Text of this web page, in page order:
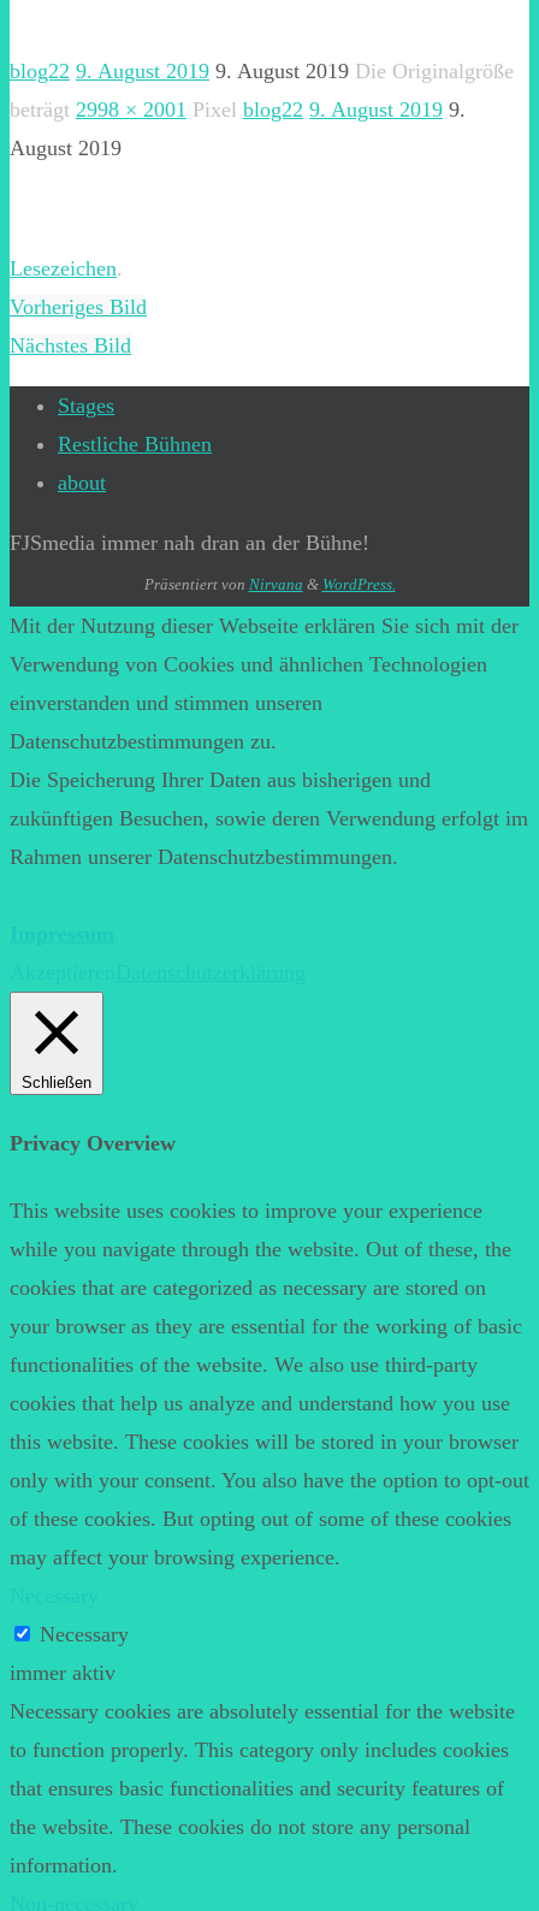
blog22 9. August 2019 9. August 2019 Die Originalgröße
beträgt 2998 × 2001 Pixel blog22 9. August 2019 9.
August 2019
Lesezeichen.
Vorheriges Bild
Nächstes Bild
Stages
Restliche Bühnen
about
FJSmedia immer nah dran an der Bühne!
Präsentiert von Nirvana & WordPress.
Mit der Nutzung dieser Webseite erklären Sie sich mit der
Verwendung von Cookies und ähnlichen Technologien
einverstanden und stimmen unseren
Datenschutzbestimmungen zu.
Die Speicherung Ihrer Daten aus bisherigen und
zukünftigen Besuchen, sowie deren Verwendung erfolgt im
Rahmen unserer Datenschutzbestimmungen.
Schließen
Privacy Overview
This website uses cookies to improve your experience
while you navigate through the website. Out of these, the
cookies that are categorized as necessary are stored on
your browser as they are essential for the working of basic
functionalities of the website. We also use third-party
cookies that help us analyze and understand how you use
this website. These cookies will be stored in your browser
only with your consent. You also have the option to opt-out
of these cookies. But opting out of some of these cookies
may affect your browsing experience.
Necessary
immer aktiv
Necessary cookies are absolutely essential for the website
to function properly. This category only includes cookies
that ensures basic functionalities and security features of
the website. These cookies do not store any personal
information.